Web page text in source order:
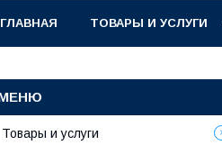
ГЛАВНАЯ ТОВАРЫ И УСЛУГИ
Товары и услуги